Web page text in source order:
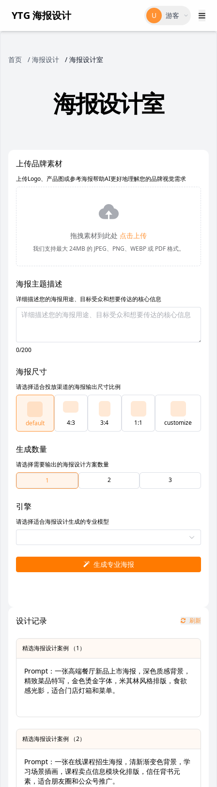
YTG 海报设计 U 游客
首页 / 海报设计 / 海报设计室
海报设计室
上传品牌素材
上传Logo、产品图或参考海报帮助AI更好地理解您的品牌视觉需求
拖拽素材到此处 点击上传
我们支持最大 24MB 的 JPEG、PNG、WEBP 或 PDF 格式。
海报主题描述
详细描述您的海报用途、目标受众和想要传达的核心信息
0/200
海报尺寸
请选择适合投放渠道的海报输出尺寸比例
default 4:3 3:4 1:1 customize
生成数量
请选择需要输出的海报设计方案数量
1
2 3
引擎
请选择适合海报设计生成的专业模型
生成专业海报
设计记录 刷新
精选海报设计案例 （1）
Prompt：一张高端餐厅新品上市海报，深色质感背景，
精致菜品特写，金色烫金字体，米其林风格排版，食欲
感光影，适合门店灯箱和菜单。
精选海报设计案例 （2）
Prompt：一张在线课程招生海报，清新渐变色背景，学
习场景插画，课程卖点信息模块化排版，信任背书元
素，适合朋友圈和公众号推广。